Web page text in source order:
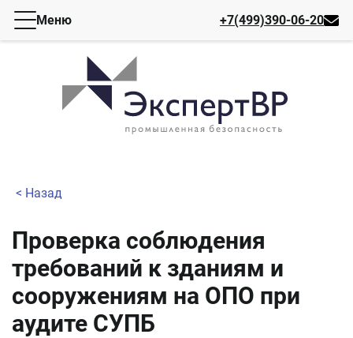
Меню +7(499)390-06-20
< Назад
Проверка соблюдения
требований к зданиям и
сооружениям на ОПО при
аудите СУПБ